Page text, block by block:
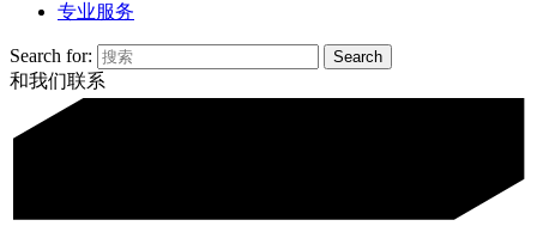
专业服务
Search for:
和我们联系